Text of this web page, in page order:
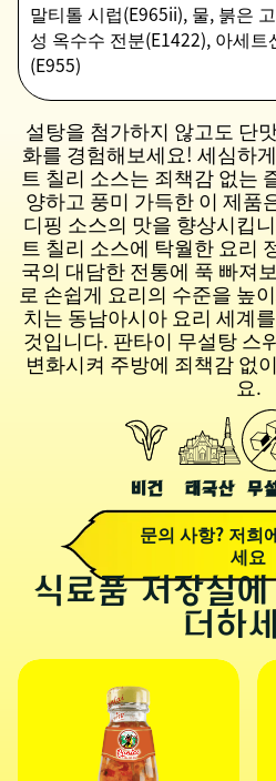
설탕을 첨가하지 않고도 단
화를 경험해보세요! 세심하
트 칠리 소스는 죄책감 없는
양하고 풍미 가득한 이 제품
디핑 소스의 맛을 향상시킵
트 칠리 소스에 탁월한 요리
국의 대담한 전통에 푹 빠져
로 손쉽게 요리의 수준을 높
치는 동남아시아 요리 세계
것입니다. 판타이 무설탕 스
변화시켜 주방에 죄책감 없
요.
비건 태국산 무
문의 사항? 저희
세요
말티톨 시럽(E965ii), 물, 붉은
성 옥수수 전분(E1422), 아세트
(E955)
식료품 저장실
더하